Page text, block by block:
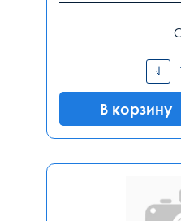
В корзину